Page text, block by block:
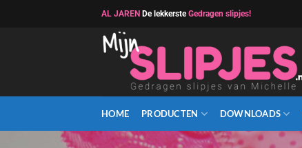
AL JAREN De lekkersteGedragen slipjes!
HOME PRODUCTEN DOWNLOADS